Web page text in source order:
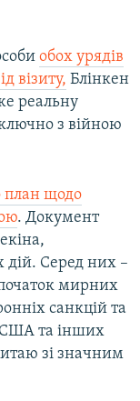
обох урядів
візиту, Блінкен
реальну
з війною
план щодо
. Документ
Серед них –
мирних
санкцій та
США та інших
зі значним